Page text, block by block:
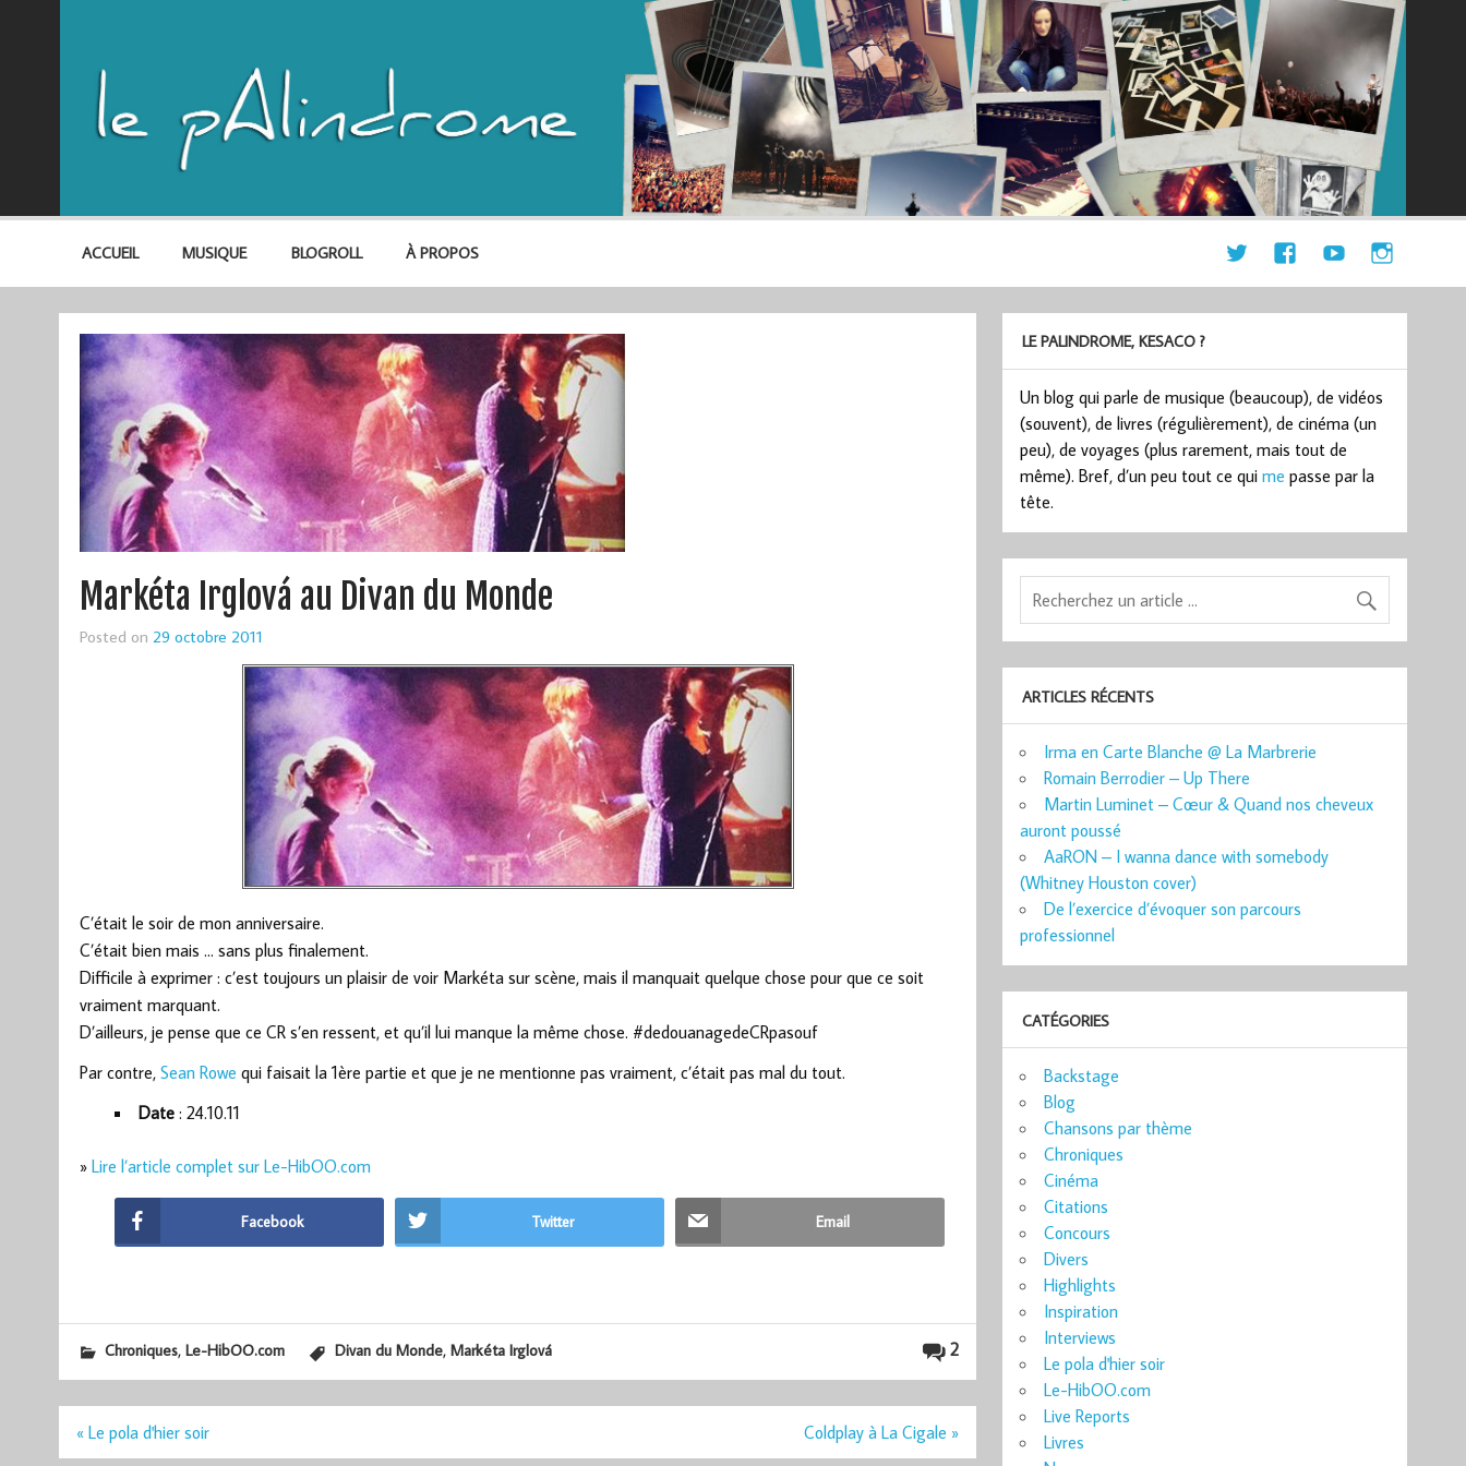
ACCUEIL MUSIQUE BLOGROLL À PROPOS
Markéta Irglová au Divan du Monde
Posted on 29 octobre 2011
C’était le soir de mon anniversaire.
C’était bien mais … sans plus finalement.
Difficile à exprimer : c’est toujours un plaisir de voir Markéta sur scène, mais il manquait quelque chose pour que ce soit
vraiment marquant.
D’ailleurs, je pense que ce CR s’en ressent, et qu’il lui manque la même chose. #dedouanagedeCRpasouf
Par contre, Sean Rowe qui faisait la 1ère partie et que je ne mentionne pas vraiment, c’était pas mal du tout.
Date: 24.10.11
» Lire l’article complet sur Le-HibOO.com
Facebook Twitter Email
2
Chroniques, Le-HibOO.com Divan du Monde, Markéta Irglová
Navigation
« Le pola d'hier soir Coldplay à La Cigale »
LE PALINDROME, KESACO ?
Un blog qui parle de musique (beaucoup), de vidéos
(souvent), de livres (régulièrement), de cinéma (un
peu), de voyages (plus rarement, mais tout de
même). Bref, d’un peu tout ce quime passe par la
tête.
ARTICLES RÉCENTS
Irma en Carte Blanche @ La Marbrerie
Romain Berrodier – Up There
Martin Luminet – Cœur & Quand nos cheveux
auront poussé
AaRON – I wanna dance with somebody
(Whitney Houston cover)
De l’exercice d’évoquer son parcours
professionnel
CATÉGORIES
Backstage
Blog
Chansons par thème
Chroniques
Cinéma
Citations
Concours
Divers
Highlights
Inspiration
Interviews
Le pola d'hier soir
Le-HibOO.com
Live Reports
Livres